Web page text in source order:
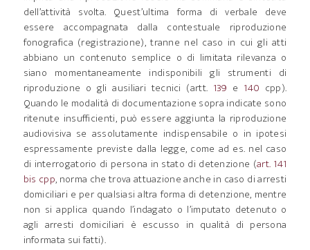
dell’attività svolta. Quest’ultima forma di verbale deve
essere accompagnata dalla contestuale riproduzione
fonografica (registrazione), tranne nel caso in cui gli atti
abbiano un contenuto semplice o di limitata rilevanza o
siano momentaneamente indisponibili gli strumenti di
riproduzione o gli ausiliari tecnici (artt. 139 e 140 cpp).
Quando le modalità di documentazione sopra indicate sono
ritenute insufficienti, può essere aggiunta la riproduzione
audiovisiva se assolutamente indispensabile o in ipotesi
espressamente previste dalla legge, come ad es. nel caso
di interrogatorio di persona in stato di detenzione (art. 141
bis cpp, norma che trova attuazione anche in caso di arresti
domiciliari e per qualsiasi altra forma di detenzione, mentre
non si applica quando l’indagato o l’imputato detenuto o
agli arresti domiciliari è escusso in qualità di persona
informata sui fatti).